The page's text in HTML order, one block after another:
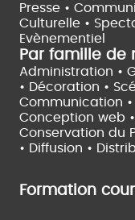
Presse •
Culturelle •
Evènementiel
Par famille de
Administration •
• Décoration •
Communication •
Conception web
Conservation du
• Diffusion •
Formation